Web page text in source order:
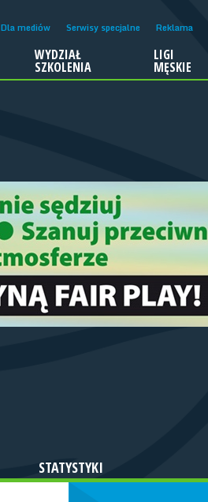
Dla mediów Serwisy specjalne Reklama
WYDZIAŁ
SZKOLENIA
LIGI
MĘSKIE
STATYSTYKI